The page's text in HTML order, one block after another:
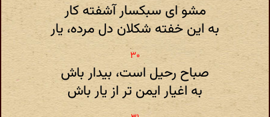
مشو ای سبکسار آشفته کار
به این خفته شکلان دل مرده، یار
صباح رحیل است، بیدار باش
به اغیار ایمن تر از یار باش